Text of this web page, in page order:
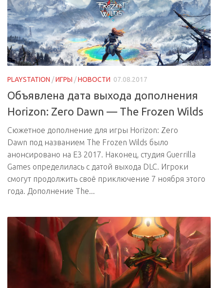
PLAYSTATION /ИГРЫ /НОВОСТИ 07.08.2017
Объявлена дата выхода дополнения
Horizon: Zero Dawn — The Frozen Wilds
Сюжетное дополнение для игры Horizon: Zero
Dawn под названием The Frozen Wilds было
анонсировано на E3 2017. Наконец, студия Guerrilla
Games определилась с датой выхода DLC. Игроки
смогут продолжить своё приключение 7 ноября этого
года. Дополнение The...